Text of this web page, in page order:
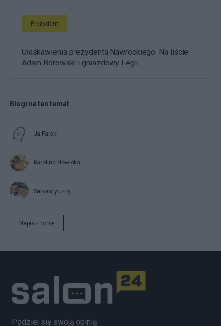
Prezydent
Ułaskawienia prezydenta Nawrockiego. Na liście
Adam Borowski i gniazdowy Legii
Blogi na ten temat
Ja Falski
Karolina Nowicka
Sarkastyczny
Napisz notkę
Podziel się swoją opinią